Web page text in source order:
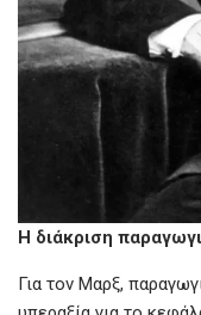
Η διάκριση
Για τον Μαρξ,